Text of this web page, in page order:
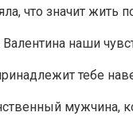
что значит
наши
тебе
мужчина,